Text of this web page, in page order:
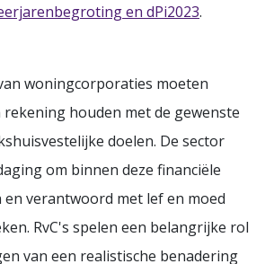
en dPi2023.
woningcorporaties moeten
houden met de gewenste
doelen. De sector
om binnen deze financiële
en verantwoord met lef en moed
RvC's spelen een belangrijke rol
van een realistische benadering